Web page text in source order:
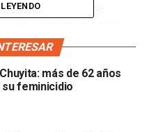
de una carpeta de
Ventura, Soledad
de Investigación (PDI)
sin vida.
más de 62 años
feminicidio